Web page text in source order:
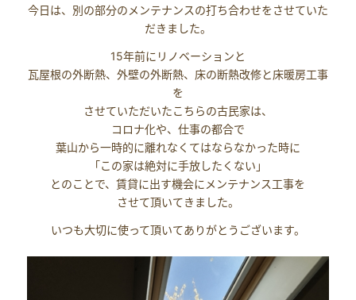
今日は、別の部分のメンテナンスの打ち合わせをさせていた
だきました。
15年前にリノベーションと
瓦屋根の外断熱、外壁の外断熱、床の断熱改修と床暖房工事
を
させていただいたこちらの古民家は、
コロナ化や、仕事の都合で
葉山から一時的に離れなくてはならなかった時に
「この家は絶対に手放したくない」
とのことで、賃貸に出す機会にメンテナンス工事を
させて頂いてきました。
いつも大切に使って頂いてありがとうございます。